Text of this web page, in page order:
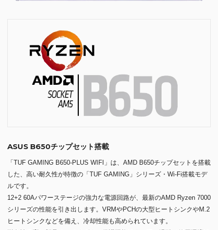
ASUS B650チップセット搭載
「TUF GAMING B650-PLUS WIFI」は、AMD B650チップセットを搭載
した、高い耐久性が特徴の「TUF GAMING」シリーズ・Wi-Fi搭載モデ
ルです。
12+2 60Aパワーステージの強力な電源回路が、最新のAMD Ryzen 7000
シリーズの性能を引き出します。VRMやPCHの大型ヒートシンクやM.2
ヒートシンクなどを備え、冷却性能も高められています。